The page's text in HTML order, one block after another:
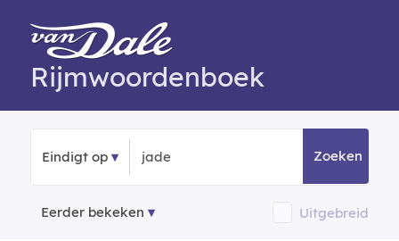
Rijmwoordenboek
Eindigt op Zoeken
Eerder bekeken Uitgebreid